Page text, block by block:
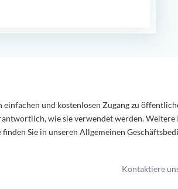
einfachen und kostenlosen Zugang zu
wie sie verwendet werden. Weitere
Sie in unseren Allgemeinen
Kontaktiere